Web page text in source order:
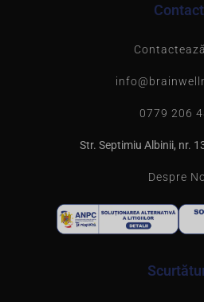
Contact
0779 206
Str. Septimiu Albinii, nr.
Despre